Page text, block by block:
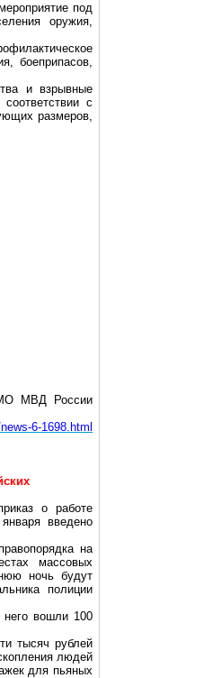
под
оружия,
боеприпасов,
и взрывные
с
размеров,
МО МВД России
6-1698.html
о работе
введено
на
массовых
ночь будут
полиции
вошли 100
тысяч рублей
людей
для пьяных